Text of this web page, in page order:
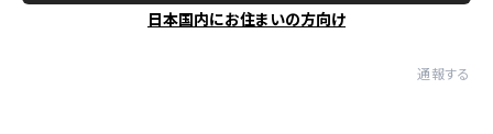
日本国内にお住まいの方向け
通報する